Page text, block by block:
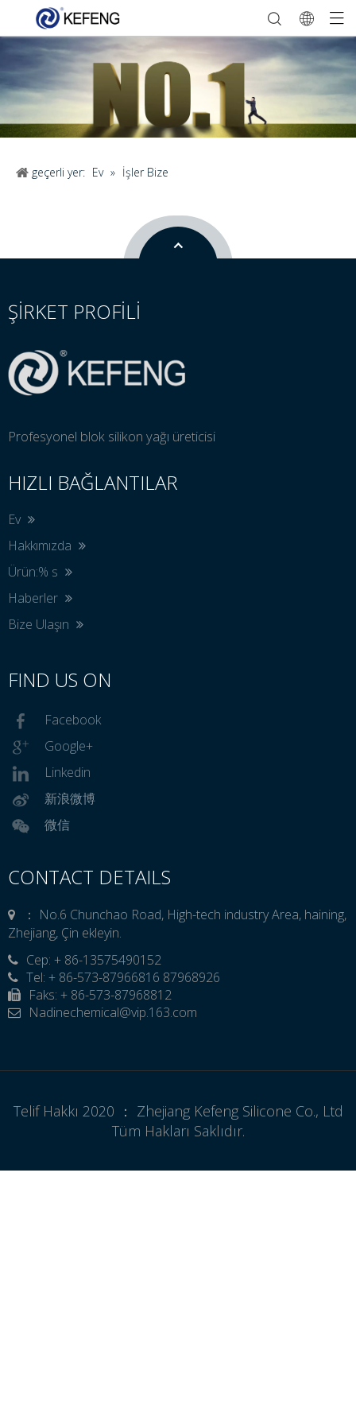
geçerli yer: Ev » İşler Bize
ŞİRKET PROFİLİ
Profesyonel blok silikon yağı üreticisi
HIZLI BAĞLANTILAR
Ev
Hakkımızda
Ürün:% s
Haberler
Bize Ulaşın
FIND US ON
Facebook
Google+
Linkedin
新浪微博
微信
CONTACT DETAILS
： No.6 Chunchao Road, High-tech industry Area, haining,
Zhejiang, Çin ekleyin.

Cep: + 86-13575490152
Tel: + 86-573-87966816 87968926
Faks: + 86-573-87968812
 Nadinechemical@vip.163.com
Telif Hakkı 2020 ： Zhejiang Kefeng Silicone Co., Ltd
Tüm Hakları Saklıdır.